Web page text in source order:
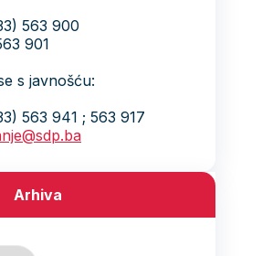
563 900
901
s javnošću:
563 941 ; 563 917
Arhiva